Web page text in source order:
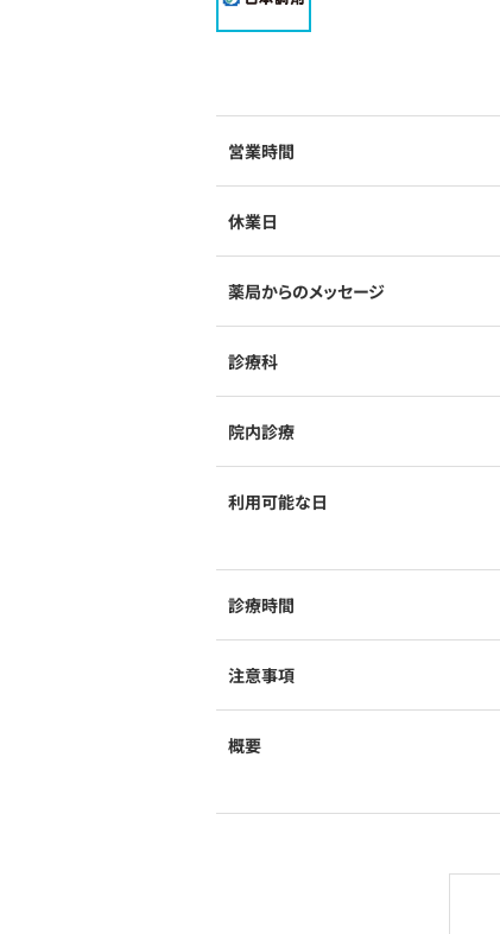
営業時間
休業日
薬局からのメッセージ
診療科
院内診療
利用可能な日
診療時間
注意事項
概要